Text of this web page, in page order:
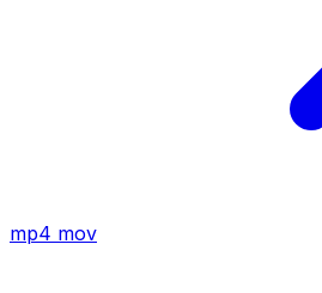
mp4 mov